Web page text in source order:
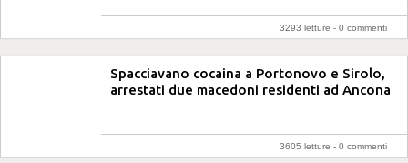
3293 letture - 0 commenti
Spacciavano cocaina a Portonovo e Sirolo,
arrestati due macedoni residenti ad Ancona
3605 letture - 0 commenti